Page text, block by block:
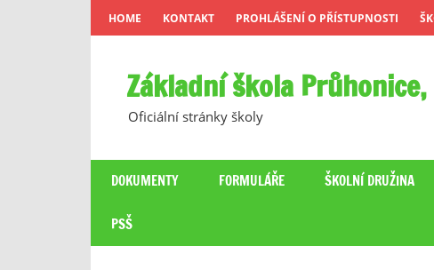
Skip
to
HOME KONTAKT PROHLÁŠENÍ O PŘÍSTUPNOSTI
Základní škola
Oficiální stránky školy
DOKUMENTY FORMULÁŘE ŠKOLNÍ DRUŽINA
PSŠ